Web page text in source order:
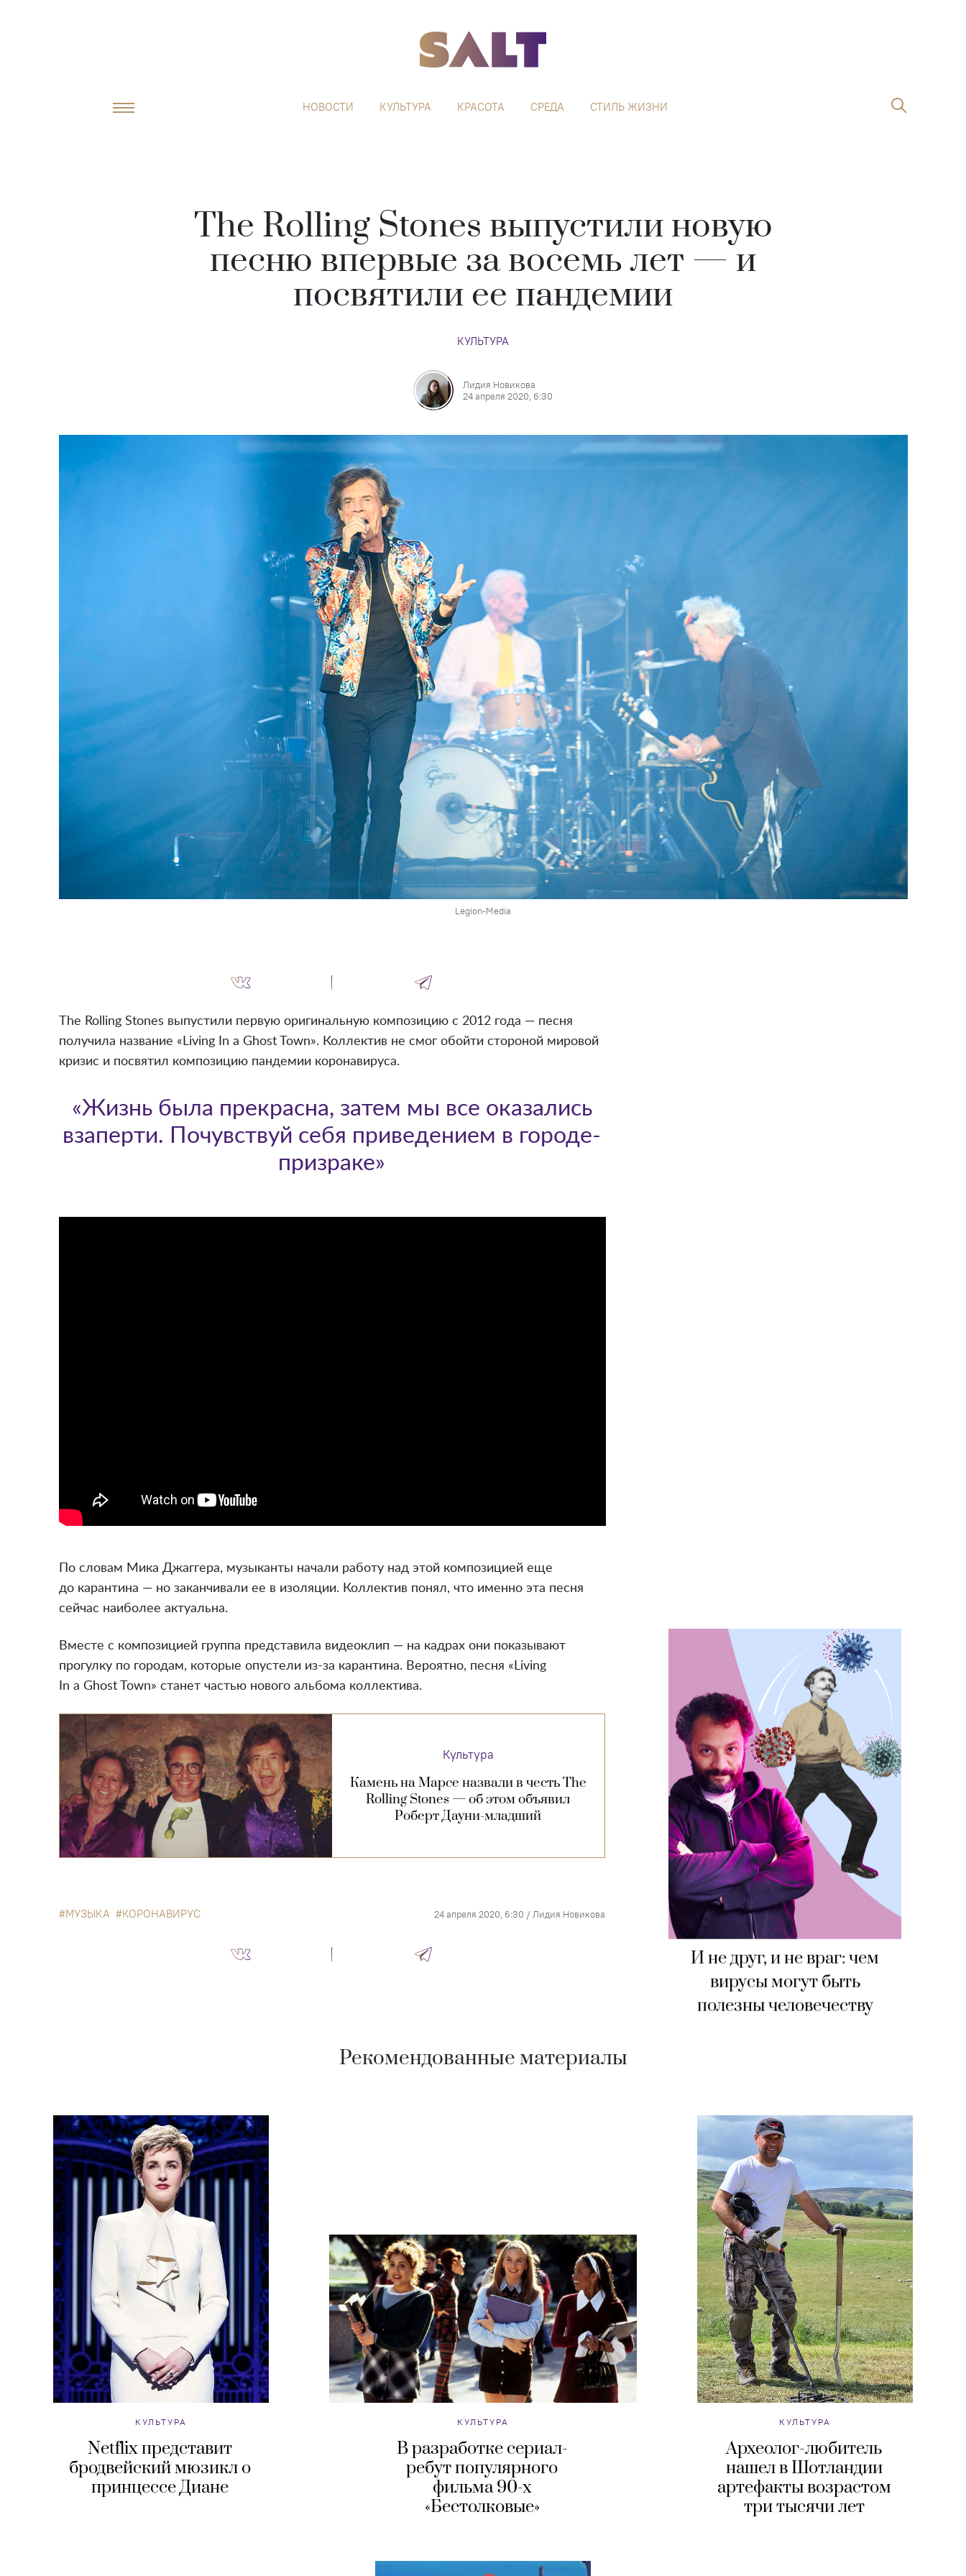
НОВОСТИ КУЛЬТУРА КРАСОТА СРЕДА СТИЛЬ ЖИЗНИ
The Rolling Stones выпустили новую
песню впервые за восемь лет — и
посвятили ее пандемии
КУЛЬТУРА
Лидия Новикова
24 апреля 2020, 6:30
Legion-Media
И не друг, и не враг: чем
вирусы могут быть
полезны человечеству
The Rolling Stones выпустили первую оригинальную композицию с 2012 года — песня
получила название «Living In a Ghost Town». Коллектив не смог обойти стороной мировой
кризис и посвятил композицию пандемии коронавируса.
«Жизнь была прекрасна, затем мы все оказались
взаперти. Почувствуй себя приведением в городе-
призраке»
По словам Мика Джаггера, музыканты начали работу над этой композицией еще
до карантина — но заканчивали ее в изоляции. Коллектив понял, что именно эта песня
сейчас наиболее актуальна.
Вместе с композицией группа представила видеоклип — на кадрах они показывают
прогулку по городам, которые опустели из-за карантина. Вероятно, песня «Living
In a Ghost Town» станет частью нового альбома коллектива.
Культура
Камень на Марсе назвали в честь The
Rolling Stones — об этом объявил
Роберт Дауни-младший
МУЗЫКА КОРОНАВИРУС 24 апреля 2020, 6:30 / Лидия Новикова
Рекомендованные материалы
КУЛЬТУРА
Netflix представит
бродвейский мюзикл о
принцессе Диане
КУЛЬТУРА
В разработке сериал-
ребут популярного
фильма 90-х
«Бестолковые»
КУЛЬТУРА
Археолог-любитель
нашел в Шотландии
артефакты возрастом
три тысячи лет